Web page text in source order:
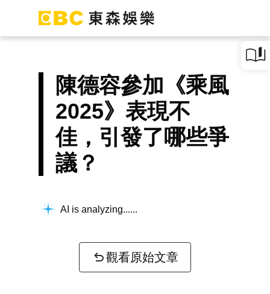
陳德容參加《乘風
2025》表現不
佳，引發了哪些爭
議？
AI is analyzing...
觀看原始文章